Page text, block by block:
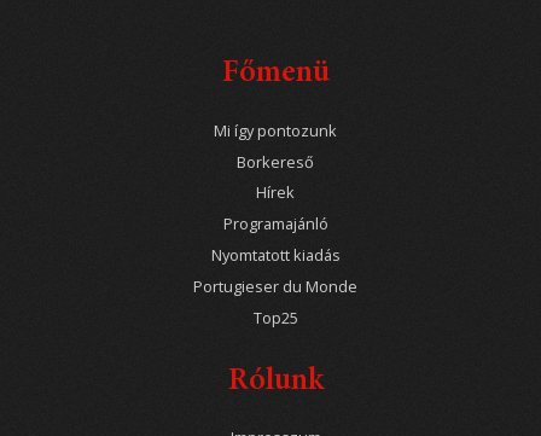
Főmenü
Mi így pontozunk
Borkereső
Hírek
Programajánló
Nyomtatott kiadás
Portugieser du Monde
Top25
Rólunk